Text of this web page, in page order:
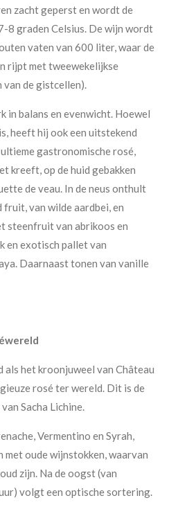
zacht geperst en wordt de
8 graden Celsius. De wijn wordt
vaten van 600 liter, waar de
rijpt met tweewekelijkse
de gistcellen).
in balans en evenwicht. Hoewel
heeft hij ook een uitstekend
gastronomische rosé,
kreeft, op de huid gebakken
de veau. In de neus onthult
van wilde aardbei, en
steenfruit van abrikoos en
en exotisch pallet van
Daarnaast tonen van vanille
als het kroonjuweel van Château
rosé ter wereld. Dit is de
Sacha Lichine.
Vermentino en Syrah,
met oude wijnstokken, waarvan
zijn. Na de oogst (van
volgt een optische sortering.